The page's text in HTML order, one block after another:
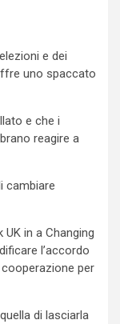
e dei
uno spaccato
e che i
reagire a
cambiare
in a Changing
l’accordo
per
di lasciarla